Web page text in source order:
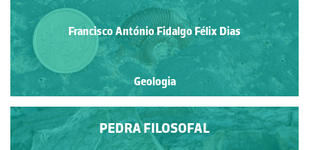
Francisco António Fidalgo Félix Dias
Geologia
PEDRA FILOSOFAL